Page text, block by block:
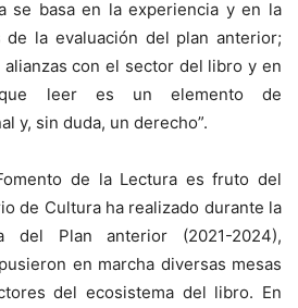
se basa en la experiencia y en la
de la evaluación del plan anterior;
con el sector del libro y en
leer es un elemento de
y, sin duda, un derecho”.
de la Lectura es fruto del
de Cultura ha realizado durante la
del Plan anterior (2021-2024),
en marcha diversas mesas
del ecosistema del libro. En